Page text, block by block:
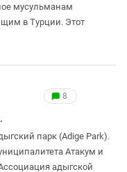
мусульманам
в Турции. Этот
8
парк (Adige Park).
Атакум и
адыгской